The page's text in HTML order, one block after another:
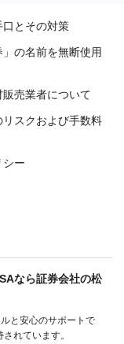
口とその対策
」の名前を無断使用
売業者について
リスクおよび手数料
シー
なら証券会社の松
と安心のサポートで
れています。